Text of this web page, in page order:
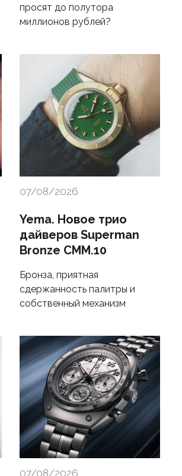
просят до полутора
миллионов рублей?
07/08/2026
Yema. Новое трио
дайверов Superman
Bronze CMM.10
Бронза, приятная
сдержанность палитры и
собственный механизм
07/08/2026